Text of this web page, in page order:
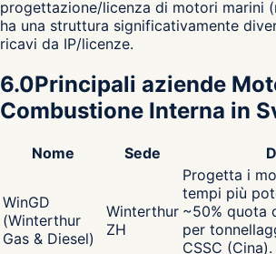
progettazione/licenza di motori marini
ha una struttura significativamente
ricavi da IP/licenze.
6.0Principali aziende
Combustione Interna in
Nome Sede
WinGD
(Winterthur
Gas & Diesel)
Winterthur
ZH
Progetta i
tempi più
~50% quota
per
CSSC